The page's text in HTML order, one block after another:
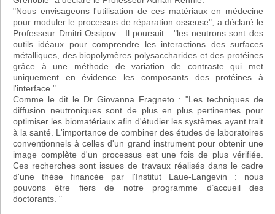
"Nous envisageons l'utilisation de ces matériaux en médecine
pour moduler le processus de réparation osseuse", a déclaré le
Professeur Dmitri Ossipov. Il poursuit : "les neutrons sont des
outils idéaux pour comprendre les interactions des surfaces
métalliques, des biopolymères polysaccharides et des protéines
grâce à une méthode de variation de contraste qui met
uniquement en évidence les composants des protéines à
l'interface."
Comme le dit le Dr Giovanna Fragneto : "Les techniques de
diffusion neutroniques sont de plus en plus pertinentes pour
optimiser les biomatériaux afin d'étudier les systèmes ayant trait
à la santé. L'importance de combiner des études de laboratoires
conventionnels à celles d'un grand instrument pour obtenir une
image complète d'un processus est une fois de plus vérifiée.
Ces recherches sont issues de travaux réalisés dans le cadre
d'une thèse financée par l'Institut Laue-Langevin : nous
pouvons être fiers de notre programme d’accueil des
doctorants. "